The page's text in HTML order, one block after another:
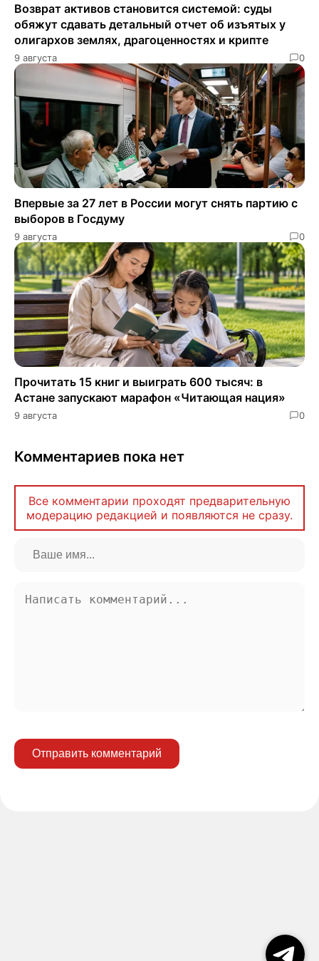
Возврат активов становится системой: суды
обяжут сдавать детальный отчет об изъятых у
олигархов землях, драгоценностях и крипте
9 августа 0
Впервые за 27 лет в России могут снять партию с
выборов в Госдуму
9 августа 0
Прочитать 15 книг и выиграть 600 тысяч: в
Астане запускают марафон «Читающая нация»
9 августа 0
Комментариев пока нет
Все комментарии проходят предварительную
модерацию редакцией и появляются не сразу.
Отправить комментарий